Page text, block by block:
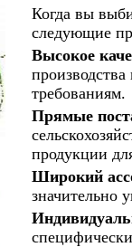
Когда вы
следующие
Высокое
требованиям.
Прямые
продукции
Широкий
значительно